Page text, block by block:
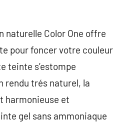
naturelle Color One offre
pour foncer votre couleur
teinte s’estompe
rendu trés naturel, la
harmonieuse et
gel sans ammoniaque